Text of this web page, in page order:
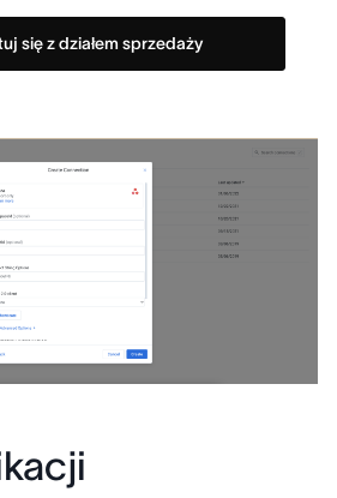
się z działem sprzedaży